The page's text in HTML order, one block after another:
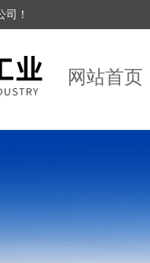
！
网站首页